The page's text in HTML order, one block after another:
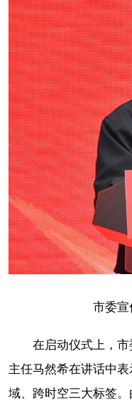
市委
在启动仪式上，
主任马然希在讲话中
域、跨时空三大标签